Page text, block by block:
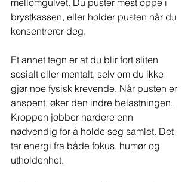
mellomgulvet. Du puster mest oppe i
brystkassen, eller holder pusten når du
konsentrerer deg.
Et annet tegn er at du blir fort sliten
sosialt eller mentalt, selv om du ikke
gjør noe fysisk krevende. Når pusten er
anspent, øker den indre belastningen.
Kroppen jobber hardere enn
nødvendig for å holde seg samlet. Det
tar energi fra både fokus, humør og
utholdenhet.